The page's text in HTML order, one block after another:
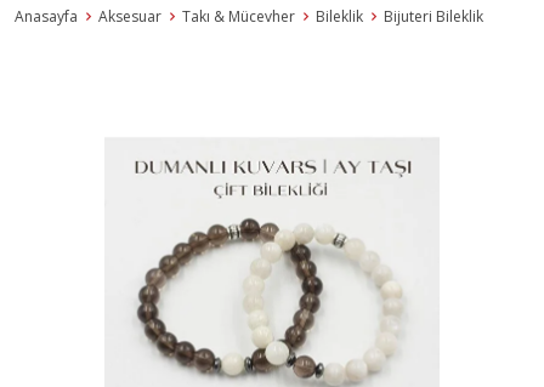
Anasayfa Aksesuar Takı & Mücevher Bileklik Bijuteri Bileklik